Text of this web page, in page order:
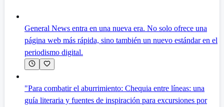
General News entra en una nueva era. No solo ofrece una
página web más rápida, sino también un nuevo estándar en el
periodismo digital.
"Para combatir el aburrimiento: Chequia entre líneas: una
guía literaria y fuentes de inspiración para excursiones por